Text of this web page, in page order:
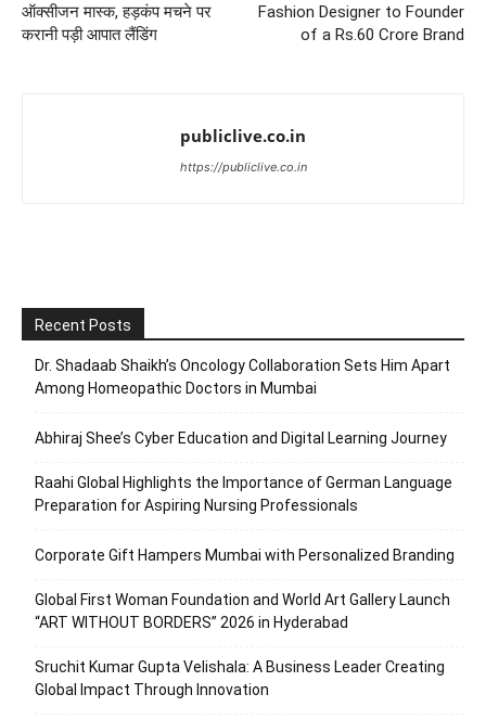
ऑक्सीजन मास्क, हड़कंप मचने पर
करानी पड़ी आपात लैंडिंग
Fashion Designer to Founder
of a Rs.60 Crore Brand
publiclive.co.in
https://publiclive.co.in
Recent Posts
Dr. Shadaab Shaikh’s Oncology Collaboration Sets Him Apart
Among Homeopathic Doctors in Mumbai
Abhiraj Shee’s Cyber Education and Digital Learning Journey
Raahi Global Highlights the Importance of German Language
Preparation for Aspiring Nursing Professionals
Corporate Gift Hampers Mumbai with Personalized Branding
Global First Woman Foundation and World Art Gallery Launch
“ART WITHOUT BORDERS” 2026 in Hyderabad
Sruchit Kumar Gupta Velishala: A Business Leader Creating
Global Impact Through Innovation